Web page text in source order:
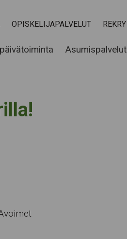
OPISKELIJAPALVELUT REKRY
Asumispalvelut